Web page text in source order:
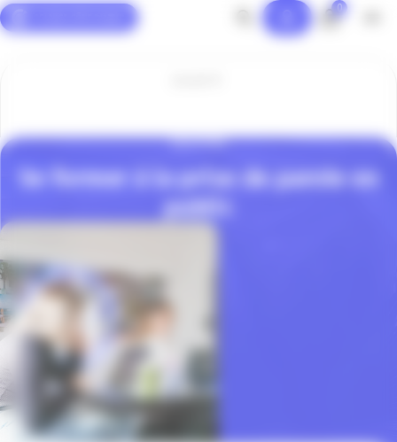
0
SOLUTIONS
Se former à la prise de parole en
public
Panneau de gestion des cookies